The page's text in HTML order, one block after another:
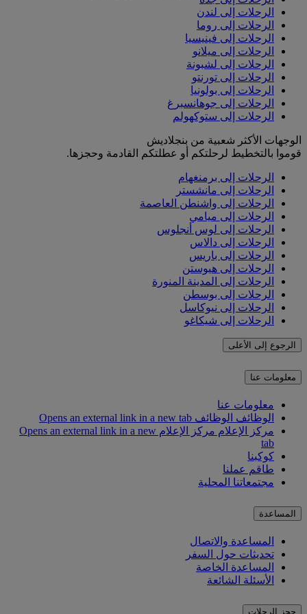
الرحلات إلى لندن
الرحلات إلى روما
الرحلات إلى فينيسيا
الرحلات إلى ميلانو
الرحلات إلى لشبونة
الرحلات إلى تورنتو
الرحلات إلى بولونيا
الرحلات إلى جوهانسبرغ
الرحلات إلى ستوكهولم
الوجهات الأكثر شعبية من بنجلاديش
قوموا بالتخطيط لرحلتكم أو عطلتكم القادمة وحجزها.
الرحلات إلى برمنغهام
الرحلات إلى مانشستر
الرحلات إلى واشنطن العاصمة
الرحلات إلى ميامي
الرحلات إلى لوس أنجلوس
الرحلات إلى دالاس
الرحلات إلى باريس
الرحلات إلى هيوستن
الرحلات إلى المدينة المنورة
الرحلات إلى بوسطن
الرحلات إلى نيوكاسل
الرحلات إلى شيكاغو
الرجوع إلى الأعلى
معلومات عنا
معلومات عنا
الوظائف الوظائف Opens an external link in a new tab
مركز الإعلام
مركز الإعلام Opens an external link in a new
tab
كوكبنا
طاقم عملنا
مجتمعاتنا المحلية
المساعدة
المساعدة والاتصال
تحديثات حول السفر
المساعدة الخاصة
الأسئلة الشائعة
حجز الرحلات